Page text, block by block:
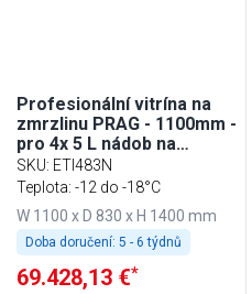
Profesionální vitrína na
zmrzlinu PRAG - 1100mm -
pro 4x 5 L nádob na
zmrzlinu
SKU: ETI483N
Teplota: -12 do -18°C
W 1100 x D 830 x H 1400 mm
Doba doručení: 5 - 6 týdnů
69.428,13 €*